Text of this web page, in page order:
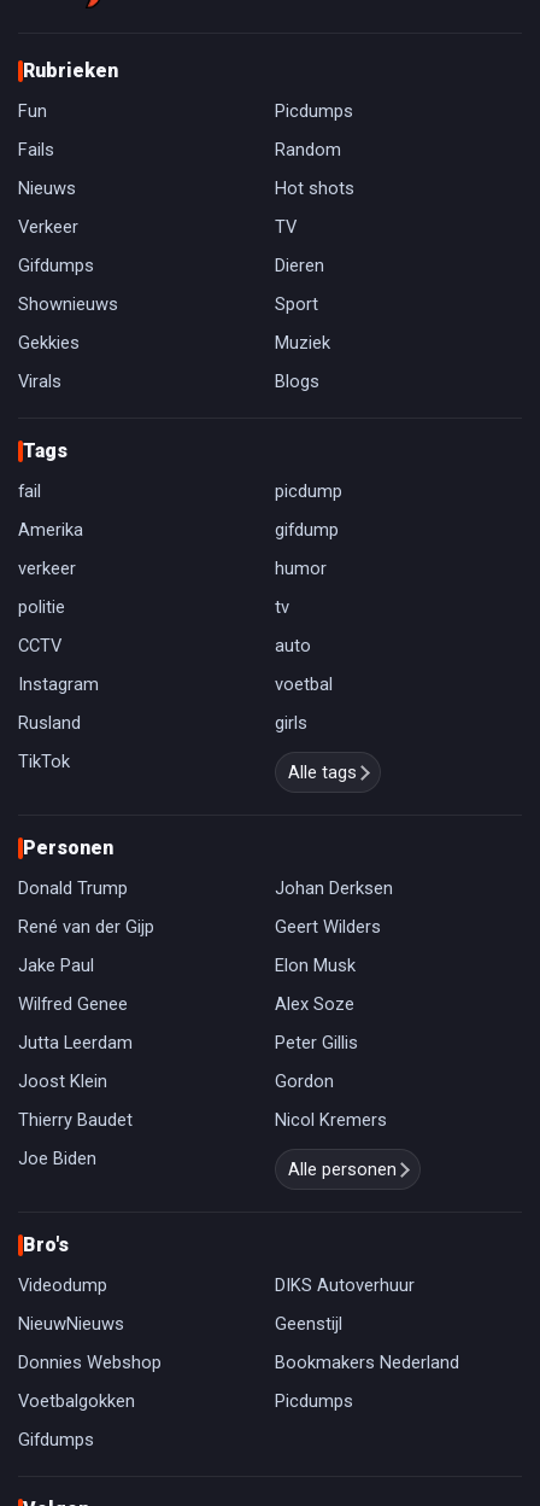
Rubrieken
Fun
Picdumps
Fails
Random
Nieuws
Hot shots
Verkeer
TV
Gifdumps
Dieren
Shownieuws
Sport
Gekkies
Muziek
Virals
Blogs
Tags
fail
picdump
Amerika
gifdump
verkeer
humor
politie
tv
CCTV
auto
Instagram
voetbal
Rusland
girls
TikTok
Alle tags
Personen
Donald Trump
Johan Derksen
René van der Gijp
Geert Wilders
Jake Paul
Elon Musk
Wilfred Genee
Alex Soze
Jutta Leerdam
Peter Gillis
Joost Klein
Gordon
Thierry Baudet
Nicol Kremers
Joe Biden
Alle personen
Bro's
Videodump
DIKS Autoverhuur
NieuwNieuws
Geenstijl
Donnies Webshop
Bookmakers Nederland
Voetbalgokken
Picdumps
Gifdumps